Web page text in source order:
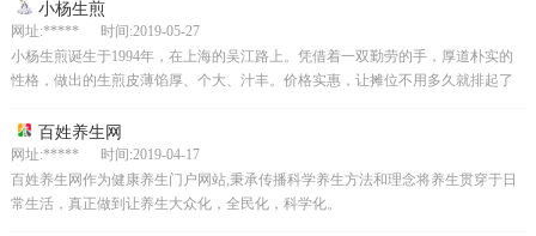
小杨生煎
网址:***** 时间:2019-05-27
小杨生煎诞生于1994年，在上海的吴江路上。凭借着一双勤劳的手，厚道朴实的
性格，做出的生煎皮薄馅厚、个大、汁丰。价格实惠，让摊位不用多久就排起了
百姓养生网
网址:***** 时间:2019-04-17
百姓养生网作为健康养生门户网站,秉承传播科学养生方法和理念将养生贯穿于日
常生活，真正做到让养生大众化，全民化，科学化。